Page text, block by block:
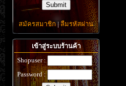
สมัครสมาชิก | ลืมรหัสผ่าน
เข้าสู่ระบบร้านค้า
Shopuser :
Password :